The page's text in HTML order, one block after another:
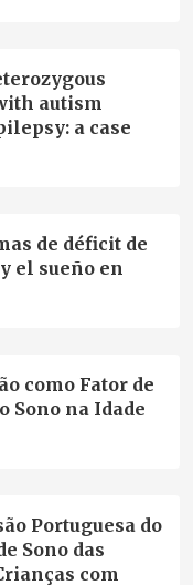
autism
a case
de déficit de
el sueño en
como Fator de
Sono na Idade
Portuguesa do
Sono das
com